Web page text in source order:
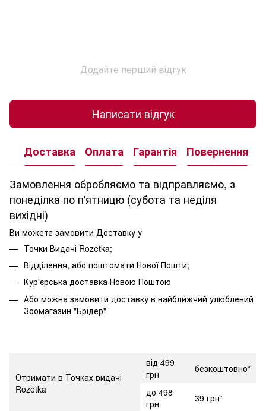
Додайте перший відгук
Написати відгук
Доставка Оплата Гарантія Повернення
Замовлення обробляємо та відправляємо, з
понеділка по п'ятницю (субота та неділя
вихідні)
Ви можете замовити Доставку у
Точки Видачі Rozetka;
Відділення, або поштомати Нової Пошти;
Кур'єрська доставка Новою Поштою
Або можна замовити доставку в найближчий улюблений
Зоомагазин "Брідер"
Отримати в Точках видачі
Rozetka
від 499
грн
безкоштовно*
до 498
грн
39 грн*